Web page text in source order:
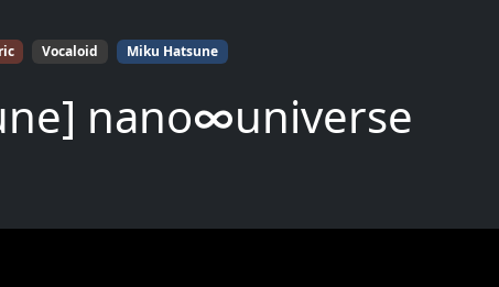
Vocaloid Miku Hatsune
nano∞universe